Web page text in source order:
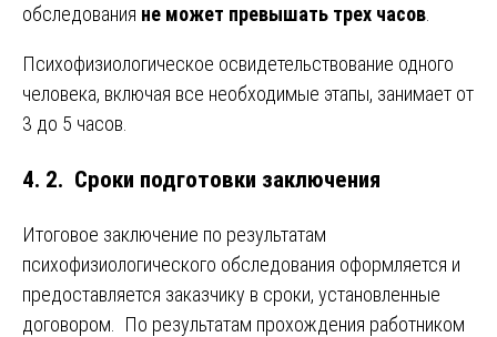
обследования не может превышать трех часов
Психофизиологическое освидетельствование одного
человека, включая все необходимые этапы, занимает от
3 до 5 часов.
4. 2. Сроки подготовки заключения
Итоговое заключение по результатам
психофизиологического обследования оформляется и
предоставляется заказчику в сроки, установленные
договором. По результатам прохождения работником